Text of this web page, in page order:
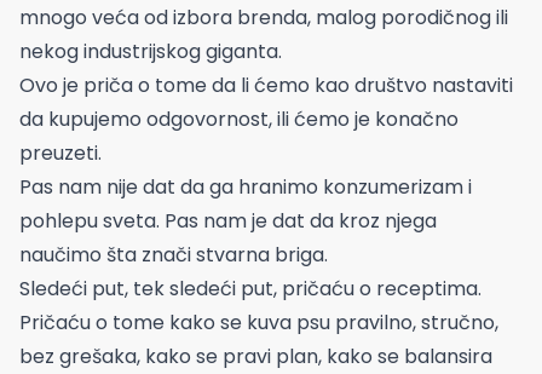
mnogo veća od izbora brenda, malog porodičnog ili
nekog industrijskog giganta.
Ovo je priča o tome da li ćemo kao društvo nastaviti
da kupujemo odgovornost, ili ćemo je konačno
preuzeti.
Pas nam nije dat da ga hranimo konzumerizam i
pohlepu sveta. Pas nam je dat da kroz njega
naučimo šta znači stvarna briga.
Sledeći put, tek sledeći put, pričaću o receptima.
Pričaću o tome kako se kuva psu pravilno, stručno,
bez grešaka, kako se pravi plan, kako se balansira